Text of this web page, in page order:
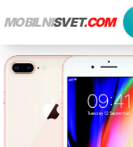
MOBILNISVET.COM